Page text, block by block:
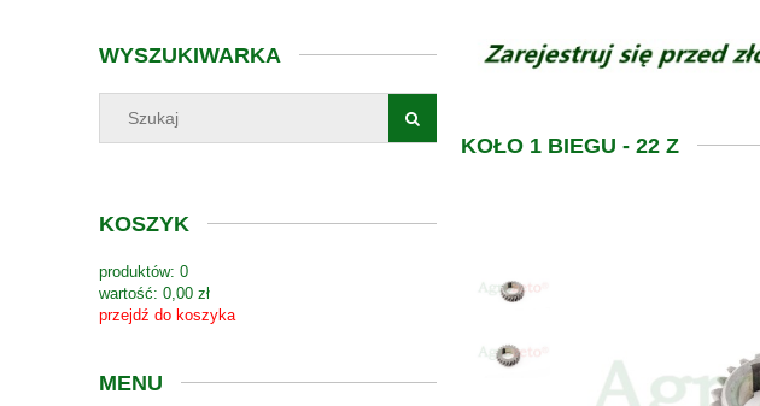
WYSZUKIWARKA
KOSZYK
produktów: 0
wartość: 0,00 zł
przejdź do koszyka
MENU
KOŁO 1 BIEGU - 22 Z